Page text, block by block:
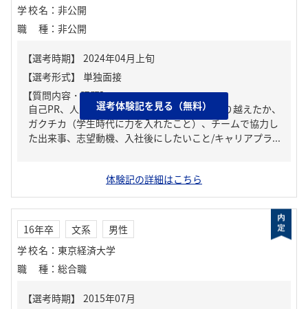
学校名 ： 非公開
職種 ： 非公開
【質問内容・課題】
自己PR、人生の中で大きな挫折経験。どう乗り越えたか、
ガクチカ（学生時代に力を入れたこと）、チームで協力し
た出来事、志望動機、入社後にしたいこと/キャリアプラ...
選考体験記を見る（無料）
体験記の詳細はこちら
16年卒 文系
男性
学校名 ： 東京経済大学
職種 ： 総合職